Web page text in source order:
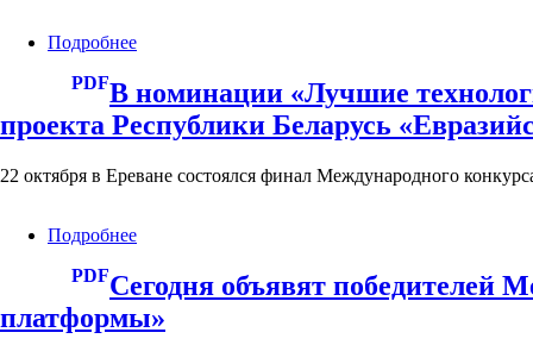
Подробнее
заместителя
Министра
связи
информатизации
"Наше
утро
на
PDFВ номинации «Лучшие
проекта Республики Беларусь
22 октября в Ереване состоялся финал Международного
Подробнее
номинации
«Лучшие
технологические
PDFСегодня объявят победителей
платформы»